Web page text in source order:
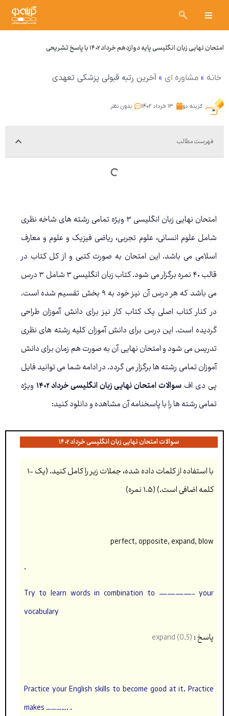
امتحان نهایی زبان انگلیسی پایه دوازدهم خرداد ۱۴۰۲ با پاسخ تشریحی
خانه » مشاوره ای » آخرین رتبه قبولی پزشکی تعهدی
گزینه دو ۱۳ خرداد ۱۴۰۲ بدون نظر
فهرست مطالب
امتحان نهایی زبان انگلیسی ۳ ویژه تمامی رشته های شاخه نظری
شامل علوم انسانی، علوم تجربی، ریاضی فیزیک و علوم و معارف
اسلامی می باشد. این امتحان به صورت کتبی و از کل کتاب در
قالب ۴۰ نمره برگزار می شود. کتاب زبان انگلیسی ۳ شامل ۳ درس
می باشد که هر درس آن نیز خود به ۹ بخش تقسیم شده است.
در کنار کتاب اصلی یک کتاب کار نیز برای دانش آموزان طراحی
گردیده است. این درس برای دانش آموزان کلیه رشته های نظری
تدریس می شود و امتحان نهایی آن به صورت هم زمان برای دانش
آموزان تمامی رشته ها برگزار می گردد. در ادامه شما می توانید فایل
پی دی افسوالات امتحان نهایی زبان انگلیسی خرداد ۱۴۰۲
ویژه
تمامی رشته ها را با پاسخنامه آن مشاهده و دانلود کنید:
سوالات امتحان نهایی زبان انگلیسی خرداد ۱۴۰۲
۱- با استفاده از کلمات داده شده، جملات زير را کامل کنید. (يک
کلمه اضافی است.) (۱.۵ نمره)
perfect, opposite, expand, blow
.
Try to learn words in combination to ————- your
vocabulary
پاسخ :
Practice your English skills to become good at it. Practice
makes …………. .